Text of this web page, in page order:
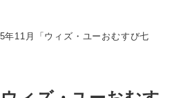
年11月「ウィズ・ユーおむすび七